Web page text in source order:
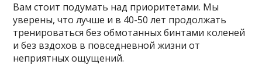
Вам стоит подумать над приоритетами. Мы
уверены, что лучше и в 40-50 лет продолжать
тренироваться без обмотанных бинтами коленей
и без вздохов в повседневной жизни от
неприятных ощущений.